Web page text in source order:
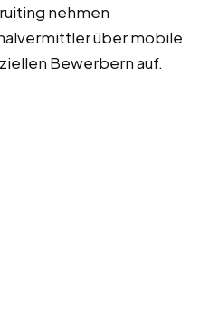
nehmen
über mobile
Bewerbern auf.